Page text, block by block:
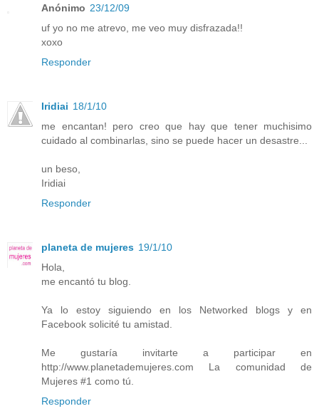
Anónimo 23/12/09
uf yo no me atrevo, me veo muy disfrazada!!
xoxo
Responder
Iridiai 18/1/10
me encantan! pero creo que hay que tener muchisimo
cuidado al combinarlas, sino se puede hacer un desastre...
un beso,
Iridiai
Responder
planeta de mujeres 19/1/10
Hola,
me encantó tu blog.
Ya lo estoy siguiendo en los Networked blogs y en
Facebook solicité tu amistad.
Me gustaría invitarte a participar en
http://www.planetademujeres.com La comunidad de
Mujeres #1 como tú.
Responder